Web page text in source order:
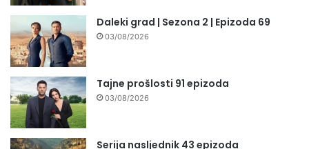
Daleki grad | Sezona 2 | Epizoda 69
03/08/2026
Tajne prošlosti 91 epizoda
03/08/2026
Serija nasljednik 43 epizoda